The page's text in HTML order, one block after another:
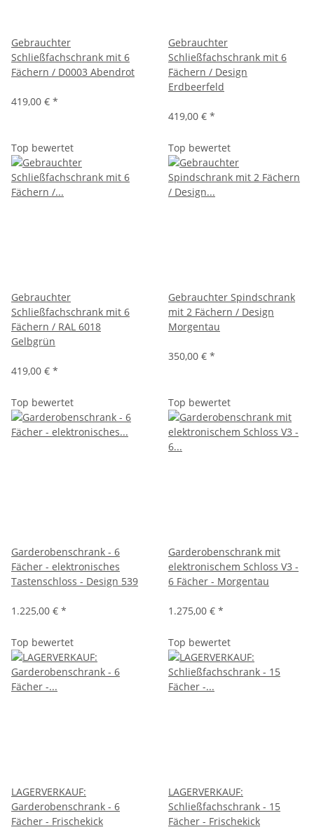
Gebrauchter
Schließfachschrank mit 6
Fächern / D0003 Abendrot
419,00 € *
Gebrauchter
Schließfachschrank mit 6
Fächern / Design
Erdbeerfeld
419,00 € *
Top bewertet
Gebrauchter
Schließfachschrank mit 6
Fächern / RAL 6018
Gelbgrün
419,00 € *
Top bewertet
Gebrauchter Spindschrank
mit 2 Fächern / Design
Morgentau
350,00 € *
Top bewertet
Garderobenschrank - 6
Fächer - elektronisches
Tastenschloss - Design 539
1.225,00 € *
Top bewertet
Garderobenschrank mit
elektronischem Schloss V3 -
6 Fächer - Morgentau
1.275,00 € *
Top bewertet
LAGERVERKAUF:
Garderobenschrank - 6
Fächer - Frischekick
Top bewertet
LAGERVERKAUF:
Schließfachschrank - 15
Fächer - Frischekick